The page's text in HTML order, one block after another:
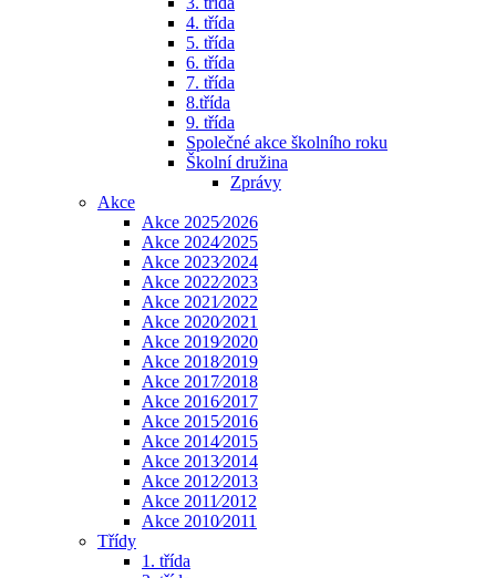
4. třída
5. třída
6. třída
7. třída
8.třída
9. třída
Společné akce školního roku
Školní družina
Zprávy
Akce
Akce 2025⁄2026
Akce 2024⁄2025
Akce 2023⁄2024
Akce 2022⁄2023
Akce 2021⁄2022
Akce 2020⁄2021
Akce 2019⁄2020
Akce 2018⁄2019
Akce 2017⁄2018
Akce 2016⁄2017
Akce 2015⁄2016
Akce 2014⁄2015
Akce 2013⁄2014
Akce 2012⁄2013
Akce 2011⁄2012
Akce 2010⁄2011
Třídy
1. třída